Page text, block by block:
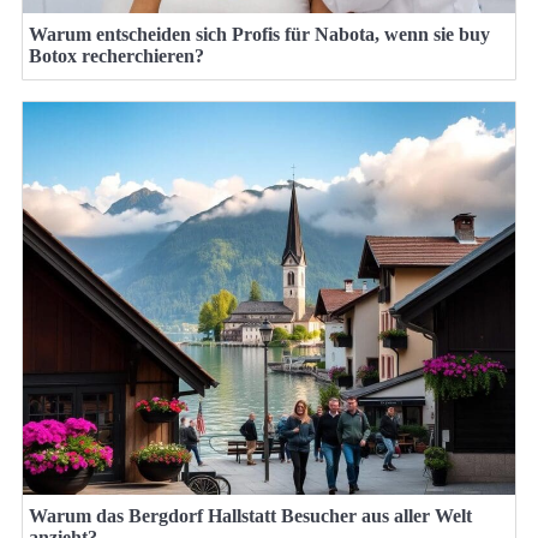
Warum entscheiden sich Profis für Nabota, wenn sie buy
Botox recherchieren?
Warum das Bergdorf Hallstatt Besucher aus aller Welt